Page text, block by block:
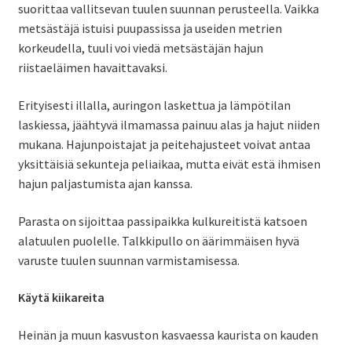
suorittaa vallitsevan tuulen suunnan perusteella. Vaikka
metsästäjä istuisi puupassissa ja useiden metrien
korkeudella, tuuli voi viedä metsästäjän hajun
riistaeläimen havaittavaksi.
Erityisesti illalla, auringon laskettua ja lämpötilan
laskiessa, jäähtyvä ilmamassa painuu alas ja hajut niiden
mukana. Hajunpoistajat ja peitehajusteet voivat antaa
yksittäisiä sekunteja peliaikaa, mutta eivät estä ihmisen
hajun paljastumista ajan kanssa.
Parasta on sijoittaa passipaikka kulkureitistä katsoen
alatuulen puolelle. Talkkipullo on äärimmäisen hyvä
varuste tuulen suunnan varmistamisessa.
Käytä kiikareita
Heinän ja muun kasvuston kasvaessa kaurista on kauden